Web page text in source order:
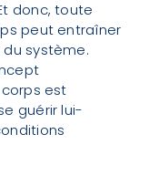
donc, toute
peut entraîner
du système.
est
guérir lui-